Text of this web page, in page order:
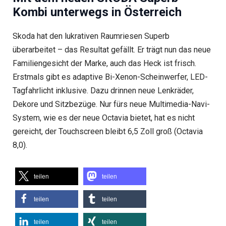
Kombi unterwegs in Österreich
Skoda hat den lukrativen Raumriesen Superb
überarbeitet – das Resultat gefällt. Er trägt nun das neue
Familiengesicht der Marke, auch das Heck ist frisch.
Erstmals gibt es adaptive Bi-Xenon-Scheinwerfer, LED-
Tagfahrlicht inklusive. Dazu drinnen neue Lenkräder,
Dekore und Sitzbezüge. Nur fürs neue Multimedia-Navi-
System, wie es der neue Octavia bietet, hat es nicht
gereicht, der Touchscreen bleibt 6,5 Zoll groß (Octavia
8,0).
teilen teilen
teilen teilen
teilen teilen